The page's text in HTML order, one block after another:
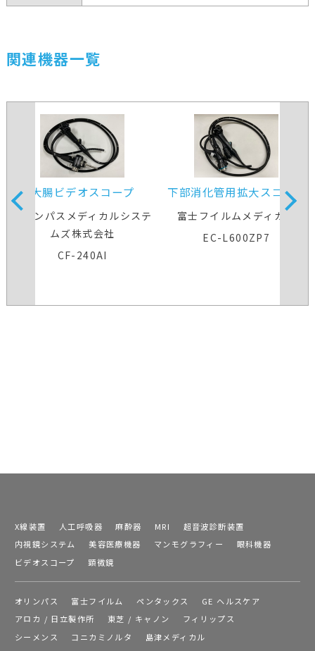
関連機器一覧
大腸ビデオスコープ
オリンパスメディカルシステ
ムズ株式会社
CF-240AI
下部消化管用拡大スコープ
富士フイルムメディカル
EC-L600ZP7
X線装置 人工呼吸器 麻酔器 MRI
超音波診断装置
内視鏡システム
美容医療機器 マンモグラフィー
眼科機器
ビデオスコープ
顕微鏡
オリンパス 富士フイルム ペンタックス
GE ヘルスケア
アロカ / 日立製作所
東芝 / キャノン
フィリップス
シーメンス
コニカミノルタ 島津メディカル